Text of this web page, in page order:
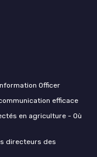
Officer
efficace
en agriculture - Où
directeurs des